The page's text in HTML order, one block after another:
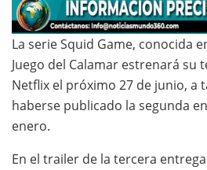
La serie Squid Game, conocida
Juego del Calamar estrenará su
Netflix el próximo 27 de junio, a
haberse publicado la segunda
enero.
En el trailer de la tercera